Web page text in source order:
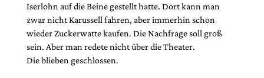
Iserlohn auf die Beine gestellt hatte. Dort kann man
zwar nicht Karussell fahren, aber immerhin schon
wieder Zuckerwatte kaufen. Die Nachfrage soll groß
sein. Aber man redete nicht über die Theater.
Die blieben geschlossen.